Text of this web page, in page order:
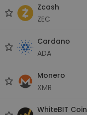
Zcash
ZEC
Cardano
ADA
Monero
XMR
WhiteBIT Coin